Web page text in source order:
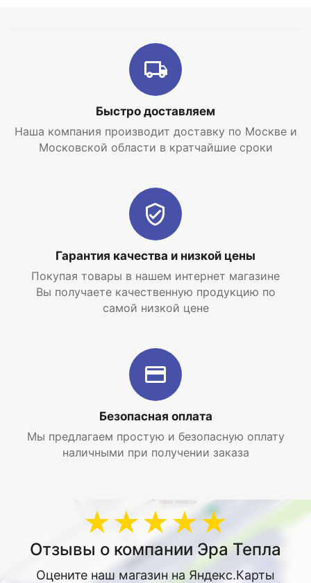
котел для отопления? В интернет магазине
отопительных систем и горячего водоснабжения
Вы всегда сможете
настенный котел Vaillant atmoTEC plus VUW 240/5-
по самой низкой цене с доставкой по Москве и
Московской области.
Быстро доставляем
Наша компания производит доставку по Москве и
Московской области в кратчайшие сроки
Гарантия качества и низкой цены
Покупая товары в нашем интернет магазине
Вы получаете качественную продукцию по
самой низкой цене
Безопасная оплата
Мы предлагаем простую и безопасную оплату
наличными при получении заказа
★★★★★
Отзывы о компании Эра Тепла
Оцените наш магазин на Яндекс.Карты